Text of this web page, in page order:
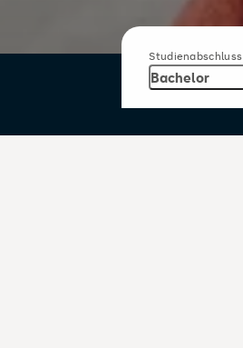
Studienabschluss
Bachelor